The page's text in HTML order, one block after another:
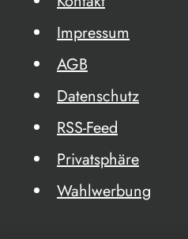
Impressum
AGB
Datenschutz
RSS-Feed
Privatsphäre
Wahlwerbung